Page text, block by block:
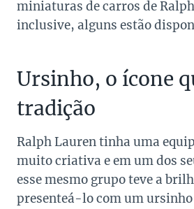
miniaturas de carros de
inclusive, alguns estão
Ursinho, o ícone
tradição
Ralph Lauren tinha uma
muito criativa e em um dos
esse mesmo grupo teve a
presenteá-lo com um ursinho